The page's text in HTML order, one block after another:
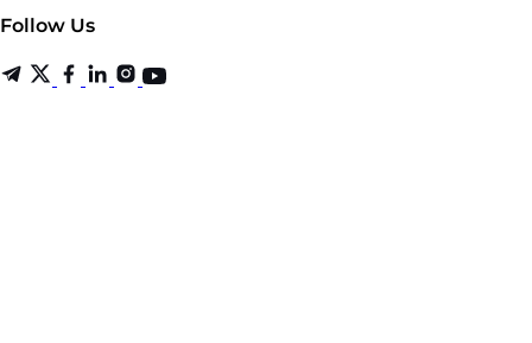
Follow Us